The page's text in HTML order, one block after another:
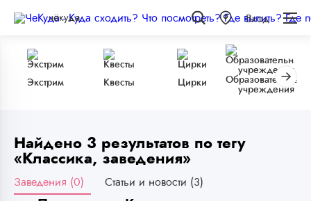
чёкуда Вход
Экстрим Квесты Цирки
Образовательные
учреждения
Найдено 3 результатов по тегу
«Классика, заведения»
Заведения (0) Статьи и новости (3)